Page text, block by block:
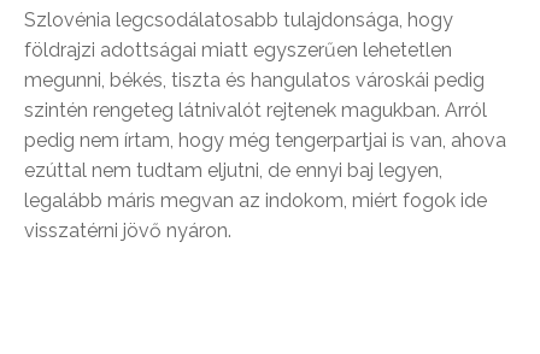
Szlovénia legcsodálatosabb tulajdonsága, hogy
földrajzi adottságai miatt egyszerűen lehetetlen
megunni, békés, tiszta és hangulatos városkái pedig
szintén rengeteg látnivalót rejtenek magukban. Arról
pedig nem írtam, hogy még tengerpartjai is van, ahova
ezúttal nem tudtam eljutni, de ennyi baj legyen,
legalább máris megvan az indokom, miért fogok ide
visszatérni jövő nyáron.